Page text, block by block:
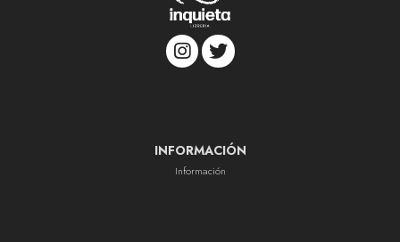
INFORMACIÓN
Información